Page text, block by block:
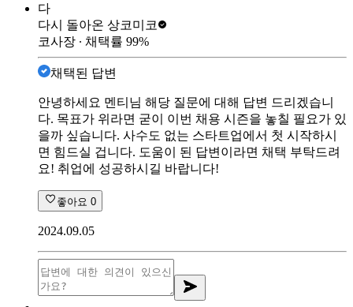
다
다시 돌아온 상코미코
코사장 ∙ 채택률 99%
채택된 답변
안녕하세요 멘티님 해당 질문에 대해 답변 드리겠습니
다. 목표가 위라면 굳이 이번 채용 시즌을 놓칠 필요가 있
을까 싶습니다. 사수도 없는 스타트업에서 첫 시작하시
면 힘드실 겁니다. 도움이 된 답변이라면 채택 부탁드려
요! 취업에 성공하시길 바랍니다!
좋아요 0
2024.09.05